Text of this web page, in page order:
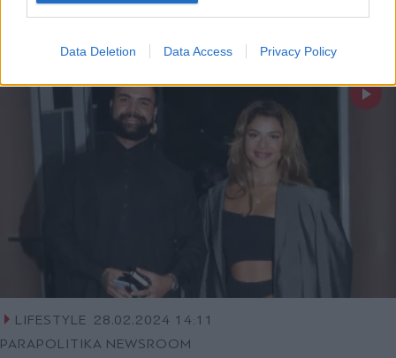
Data Deletion Data Access Privacy Policy
LIFESTYLE 28.02.2024 14:11
PARAPOLITIKA NEWSROOM